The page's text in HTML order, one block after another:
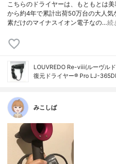
こちらのドライヤーは、もともとは
から約4年で累計出荷50万台の大人
素だけのマイナスイオン電子なの…続
LOUVREDO Re-viii(ルーヴル
復元ドライヤー® Pro LJ-
みこしば